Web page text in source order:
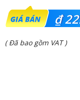
Giá
gốc
là:
₫
Giá
( Đã bao gồm VAT )